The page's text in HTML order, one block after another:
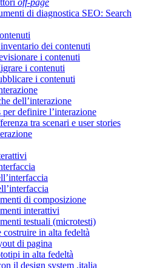
off-page
di diagnostica SEO: Search
dei contenuti
i contenuti
i contenuti
i contenuti
dell’interazione
per definire l’interazione
tra scenari e user stories
di composizione
interattivi
testuali (microtesti)
costruire in alta fedeltà
di pagina
in alta fedeltà
il design system .italia